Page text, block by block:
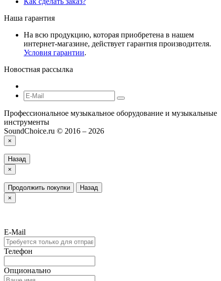
Наша гарантия
На всю продукцию, которая приобретена в нашем
интернет-магазине, действует гарантия производителя.
Условия гарантии.
Новостная рассылка
Профессиональное музыкальное оборудование и музыкальные
инструменты
SoundChoice.ru © 2016 – 2026
×
Назад
×
Продолжить покупки
Назад
×
E-Mail
Телефон
Опционально